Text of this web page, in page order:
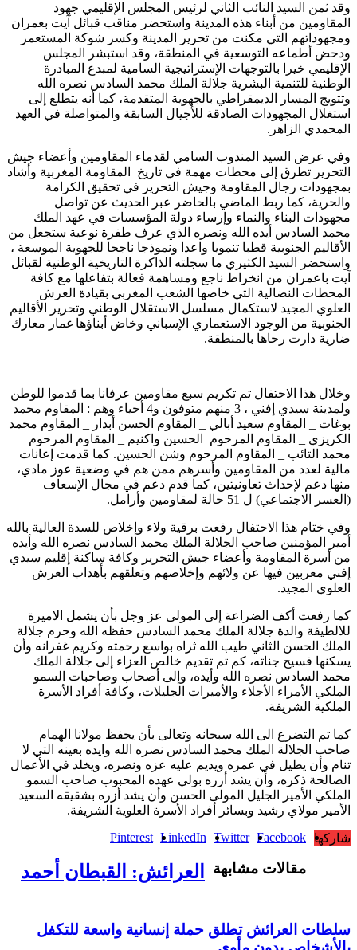
وقد ثمن السيد النائب الثاني لرئيس المجلس الإقليمي جهود
المقاومين من أبناء هذه المدينة واستحضر مناقب قبائل آيت بعمران
ومجهوداتهم التي مكنت من تحرير المدينة وكسر شوكة المستعمر
ودحض أطماعه التوسعية في المنطقة، وقد استبشر المجلس
الإقليمي خيرا بالتوجهات الإستراتيجية السامية لمبدع المبادرة
الوطنية للتنمية البشرية جلالة الملك محمد السادس نصره الله
وتتويج المسار الديمقراطي بالجهوية المتقدمة، كما أنه يتطلع إلى
استغلال المجهودات الصادقة للأجيال السابقة والمتواصلة في العهد
المحمدي الزاهر.
وفي عرض السيد المندوب السامي لقدماء المقاومين وأعضاء جيش
التحرير تطرق إلى محطات مهمة في تاريخ المقاومة المغربية وأشاد
بمجهودات رجال المقاومة وجيش التحرير في تحقيق الكرامة
والحرية، كما ربط الماضي بالحاضر عبر الحديث عن تواصل
مجهودات البناء والنماء وإرساء دولة المؤسسات في عهد الملك
محمد السادس أيده الله ونصره الذي عرف طفرة نوعية ستجعل من
الأقاليم الجنوبية قطبا تنمويا واعدا ونموذجا ناجحا للجهوية الموسعة ،
واستحضر السيد الكثيري ما سجلته الذاكرة التاريخية الوطنية لقبائل
آيت باعمران من انخراط ناجع ومساهمة فعالة بتفاعلها مع كافة
المحطات النضالية التي خاضها الشعب المغربي بقيادة العرش
العلوي المجيد لاستكمال مسلسل الاستقلال الوطني وتحرير الأقاليم
الجنوبية من الوجود الاستعماري الإسباني وخاض أبناؤها غمار معارك
ضارية دارت رحاها بالمنطقة.
وخلال هذا الاحتفال تم تكريم سبع مقاومين عرفانا بما قدموا للوطن
ولمدينة سيدي إفني ، 3 منهم متوفون و4 أحياء وهم : المقاوم محمد
بوغات _ المقاوم سعيد أبالي _ المقاوم الحسن أبدار _ المقاوم محمد
الكريزي _ المقاوم المرحوم الحسين واكنيم _ المقاوم المرحوم
محمد التائب _ المقاوم المرحوم وشن الحسين. كما قدمت إعانات
مالية لعدد من المقاومين وأسرهم ممن هم في وضعية عوز مادي،
منها دعم لإحداث تعاونيتين، كما قدم دعم في مجال الإسعاف
(العسر الاجتماعي) ل 51 حالة لمقاومين وأرامل.
وفي ختام هذا الاحتفال رفعت برقية ولاء وإخلاص للسدة العالية بالله
أمير المؤمنين صاحب الجلالة الملك محمد السادس نصره الله وأيده
من أسرة المقاومة وأعضاء جيش التحرير وكافة ساكنة إقليم سيدي
إفني معربين فيها عن ولائهم وإخلاصهم وتعلقهم بأهداب العرش
العلوي المجيد.
كما رفعت أكف الضراعة إلى المولى عز وجل بأن يشمل الاميرة
للالطيفة والدة جلالة الملك محمد السادس حفظه الله وحرم جلالة
الملك الحسن الثاني طيب الله ثراه بواسع رحمته وكريم غفرانه وأن
يسكنها فسيح جناته، كم تم تقديم خالص العزاء إلى جلالة الملك
محمد السادس نصره الله وأيده، وإلى أصحاب وصاحبات السمو
الملكي الأمراء الأجلاء والأميرات الجليلات، وكافة أفراد الأسرة
الملكية الشريفة.
كما تم التضرع الى الله سبحانه وتعالى بأن يحفظ مولانا الهمام
صاحب الجلالة الملك محمد السادس نصره الله وايده بعينه التي لا
تنام وأن يطيل في عمره ويديم عليه عزه ونصره، ويخلد في الأعمال
الصالحة ذكره، وأن يشد أزره بولي عهده المحبوب صاحب السمو
الملكي الأمير الجليل المولى الحسن وأن يشد أزره بشقيقه السعيد
الأمير مولاي رشيد وبسائر أفراد الأسرة العلوية الشريفة.
شاركها Facebook
Twitter
LinkedIn
Pinterest
مقالات مشابهة
سلطات العرائش تطلق حملة إنسانية واسعة للتكفل
العرائش: القبطان أحمد